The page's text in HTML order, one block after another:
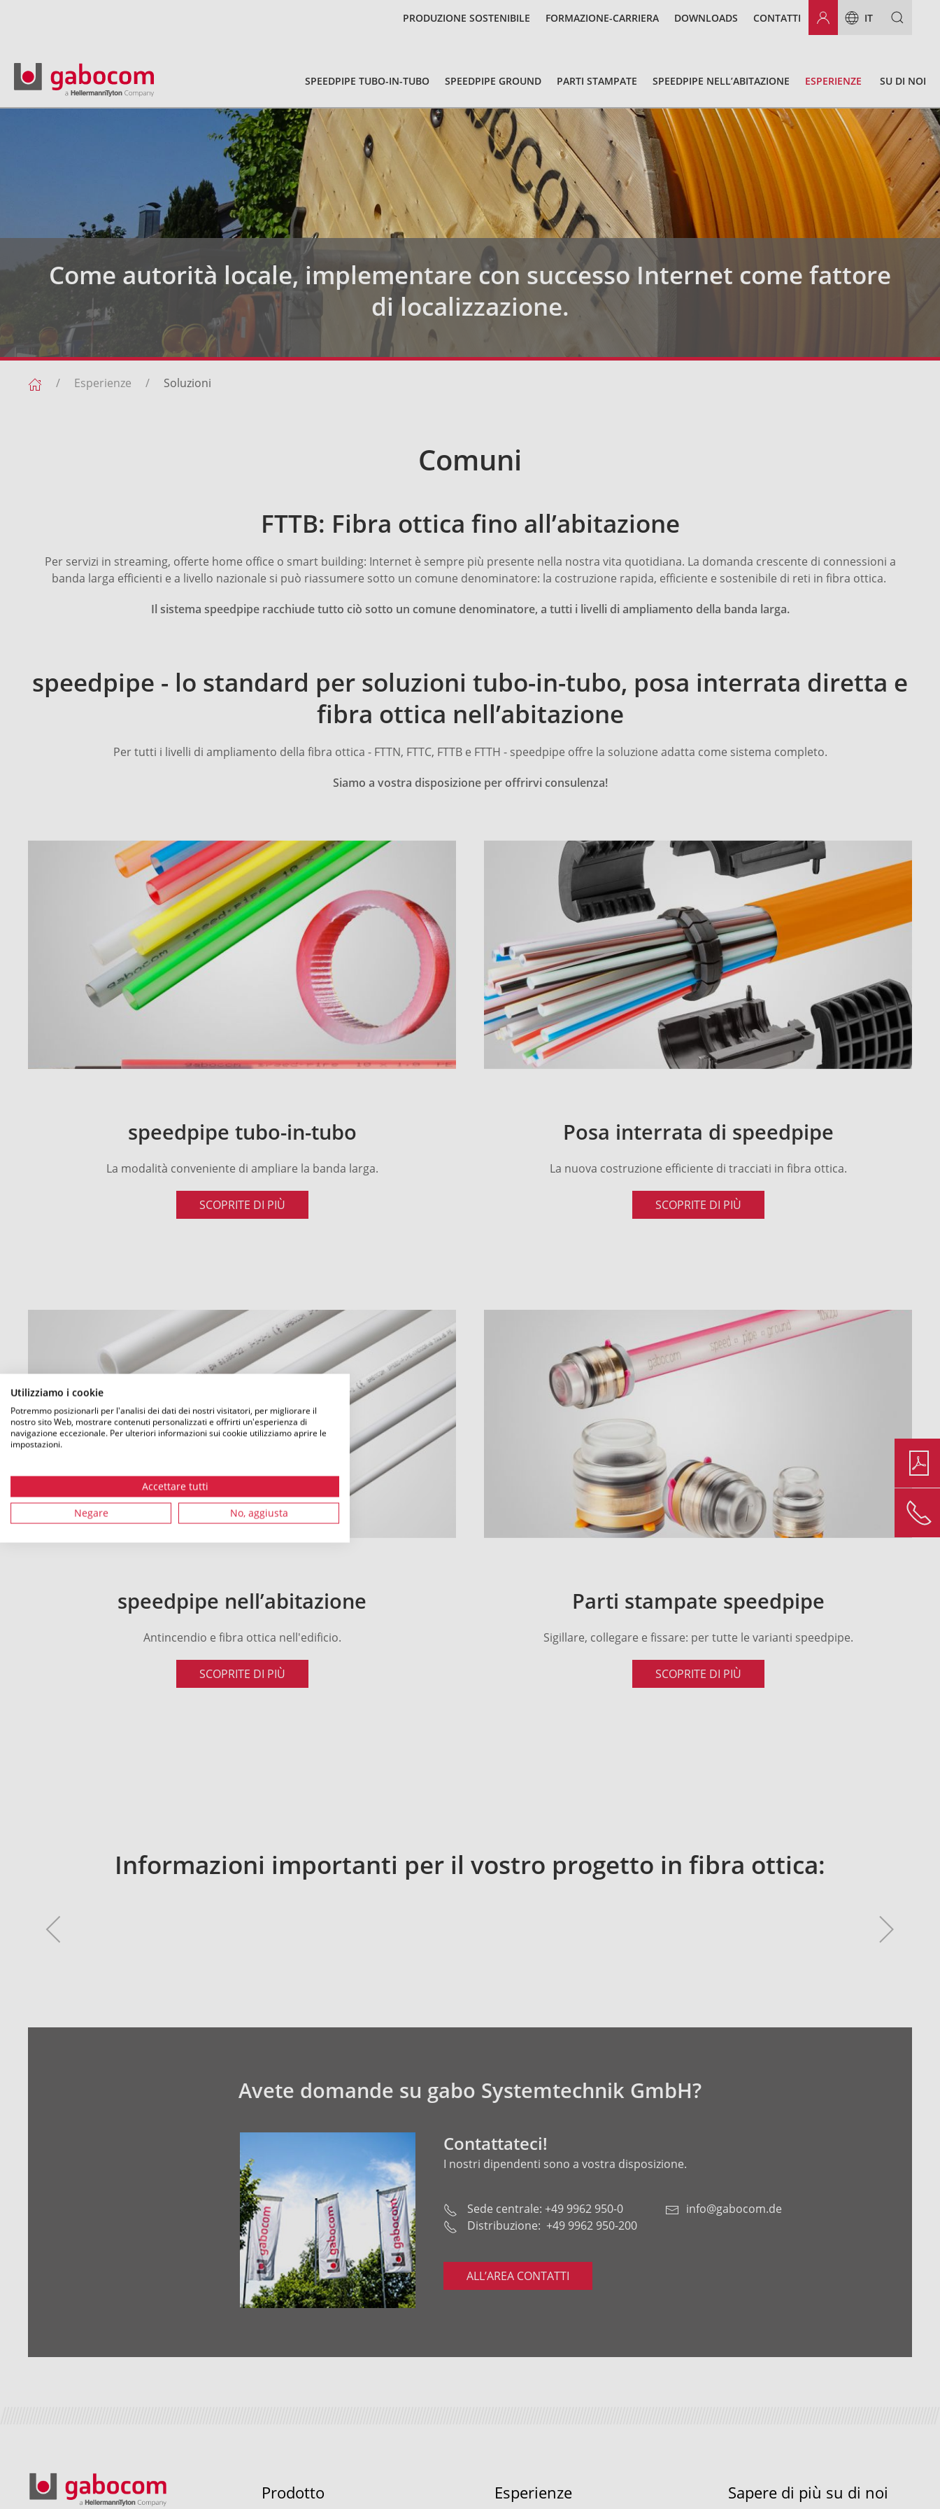
Utilizziamo i cookie
Potremmo posizionarli per l'analisi dei dati dei nostri visitatori, per migliorare il
nostro sito Web, mostrare contenuti personalizzati e offrirti un'esperienza di
navigazione eccezionale. Per ulteriori informazioni sui cookie utilizziamo aprire le
impostazioni.
Accettare tutti
Negare No, aggiusta
PRODUZIONE SOSTENIBILE FORMAZIONE-CARRIERA DOWNLOADS CONTATTI IT
SPEEDPIPE TUBO-IN-TUBO SPEEDPIPE GROUND PARTI STAMPATE SPEEDPIPE NELL’ABITAZIONE ESPERIENZE SU DI NOI
Come autorità locale, implementare con successo Internet come fattore
di localizzazione.
Esperienze Soluzioni
Comuni
FTTB: Fibra ottica fino all’abitazione
Per servizi in streaming, offerte home office o smart building: Internet è sempre più presente nella nostra vita quotidiana. La domanda crescente di connessioni a
banda larga efficienti e a livello nazionale si può riassumere sotto un comune denominatore: la costruzione rapida, efficiente e sostenibile di reti in fibra ottica.
Il sistema speedpipe racchiude tutto ciò sotto un comune denominatore, a tutti i livelli di ampliamento della banda larga.
speedpipe - lo standard per soluzioni tubo-in-tubo, posa interrata diretta e
fibra ottica nell’abitazione
Per tutti i livelli di ampliamento della fibra ottica - FTTN, FTTC, FTTB e FTTH - speedpipe offre la soluzione adatta come sistema completo.
Siamo a vostra disposizione per offrirvi consulenza!
speedpipe tubo-in-tubo
La modalità conveniente di ampliare la banda larga.
SCOPRITE DI PIÙ
speedpipe nell’abitazione
Antincendio e fibra ottica nell'edificio.
SCOPRITE DI PIÙ
Posa interrata di speedpipe
La nuova costruzione efficiente di tracciati in fibra ottica.
SCOPRITE DI PIÙ
Parti stampate speedpipe
Sigillare, collegare e fissare: per tutte le varianti speedpipe.
SCOPRITE DI PIÙ
Informazioni importanti per il vostro progetto in fibra ottica:
Avete domande su gabo Systemtechnik GmbH?
Contattateci!
I nostri dipendenti sono a vostra disposizione.
Sede centrale: +49 9962 950-0
Distribuzione: +49 9962 950-200
info@gabocom.de
ALL’AREA CONTATTI
Prodotto Esperienze Sapere di più su di noi